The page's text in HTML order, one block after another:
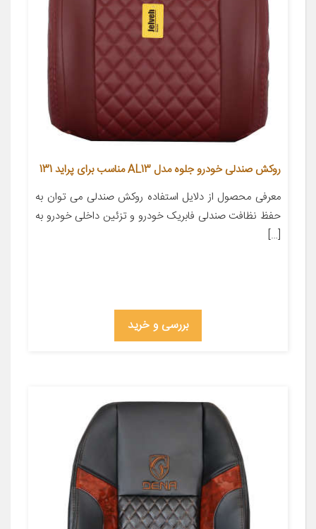
روکش صندلی خودرو جلوه مدل AL13 مناسب برای پراید 131
معرفی محصول از دلایل استفاده روکش صندلی می توان به
حفظ نظافت صندلی فابریک خودرو و تزئین داخلی خودرو به
[…]
بررسی و خرید